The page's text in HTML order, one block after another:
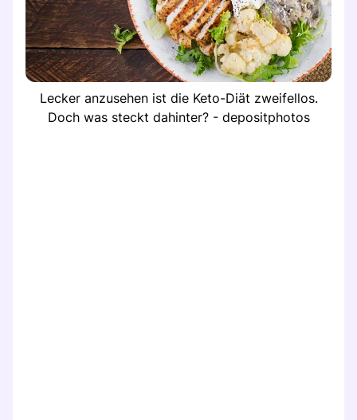
Lecker anzusehen ist die Keto-Diät zweifellos.
Doch was steckt dahinter? - depositphotos